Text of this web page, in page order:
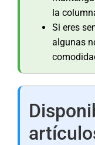
la
Si eres
algunas